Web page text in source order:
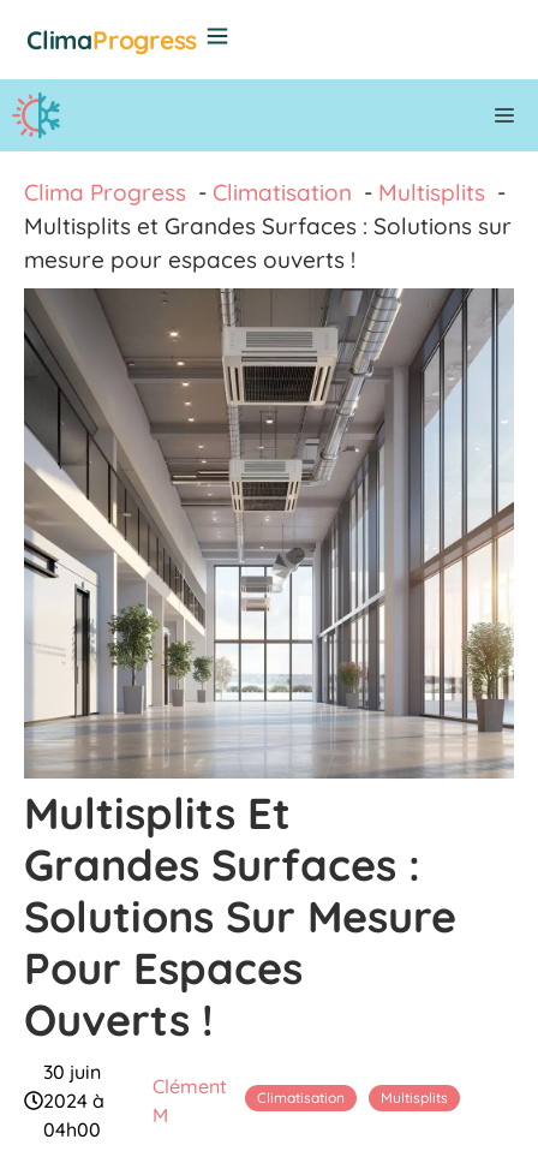
contenu
ClimaProgress
Clima Progress Climatisation
Multisplits
Multisplits et Grandes Surfaces : Solutions sur
mesure pour espaces ouverts !
Multisplits Et
Grandes Surfaces :
Solutions Sur Mesure
Pour Espaces
Ouverts !
30 juin
2024 à
04h00
Clément
M
Climatisation Multisplits